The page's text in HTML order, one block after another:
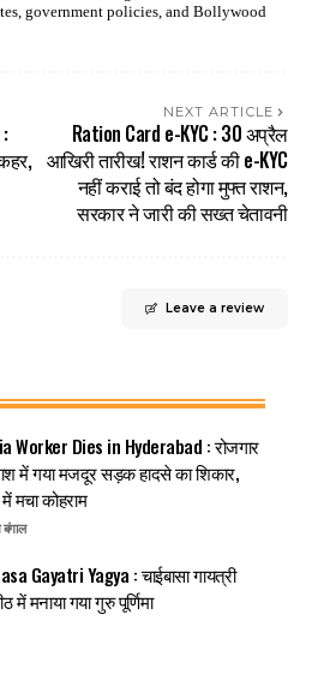
government policies, and Bollywood
NEXT ARTICLE
Ration Card e-KYC : 30 अप्रैल
आखिरी तारीख! राशन कार्ड की e-KYC
नहीं कराई तो बंद होगा मुफ्त राशन,
सरकार ने जारी की सख्त चेतावनी
Leave a review
Worker Dies in Hyderabad : रोजगार
में गया मजदूर सड़क हादसे का शिकार,
में मचा कोहराम
Gayatri Yagya : चाईबासा गायत्री
में मनाया गया गुरु पूर्णिमा